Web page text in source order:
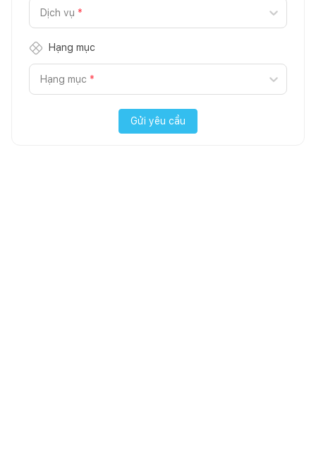
Dịch vụ *
Hạng mục
Hạng mục *
Gửi yêu cầu